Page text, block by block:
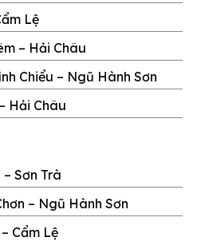
Lệ
– Hải Châu
Chiểu – Ngũ Hành Sơn
Hải Châu
Sơn Trà
– Ngũ Hành Sơn
Cẩm Lệ